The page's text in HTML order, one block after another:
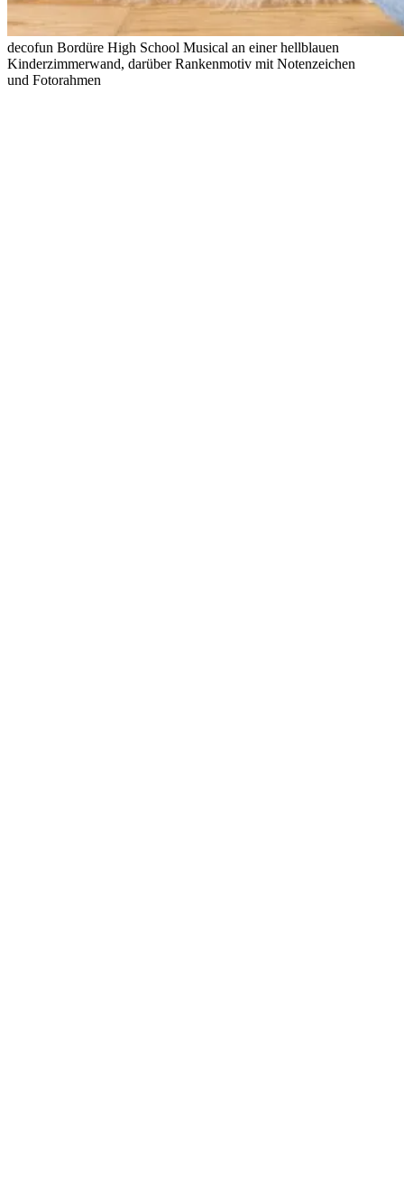
decofun Bordüre High School Musical an einer hellblauen
Kinderzimmerwand, darüber Rankenmotiv mit Notenzeichen
und Fotorahmen